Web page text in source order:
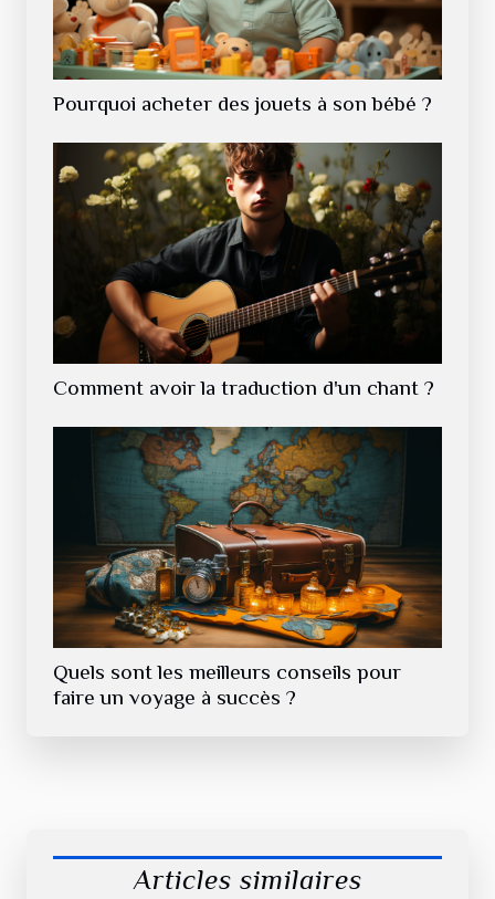
Pourquoi acheter des jouets à son bébé ?
Comment avoir la traduction d'un chant ?
Quels sont les meilleurs conseils pour
faire un voyage à succès ?
Articles similaires